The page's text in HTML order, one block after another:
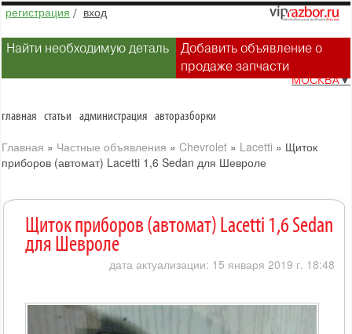
регистрация / вход
Найти необходимую деталь
Добавить объявление о
продаже запчасти
МОСКВА▼
главная статьи администрация авторазборки
Главная » Частные объявления » Chevrolet » Lacetti » Щиток
приборов (автомат) Lacetti 1,6 Sedan для Шевроле
Щиток приборов (автомат) Lacetti 1,6 Sedan
для Шевроле
дата актуализации: 15 января 2019 г. 18:48